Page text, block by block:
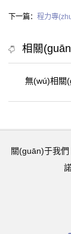
下一篇： 程力專
相關
無(wú)相關
關(guān)于我們